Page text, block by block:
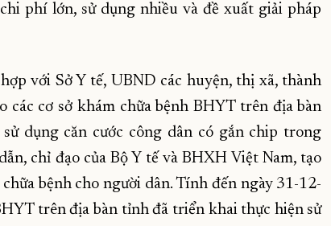
phí lớn, sử dụng nhiều và đề xuất giải pháp
với Sở Y tế, UBND các huyện, thị xã, thành
các cơ sở khám chữa bệnh BHYT trên địa bàn
dụng căn cước công dân có gắn chip trong
chỉ đạo của Bộ Y tế và BHXH Việt Nam, tạo
bệnh cho người dân. Tính đến ngày 31-12-
trên địa bàn tỉnh đã triển khai thực hiện sử